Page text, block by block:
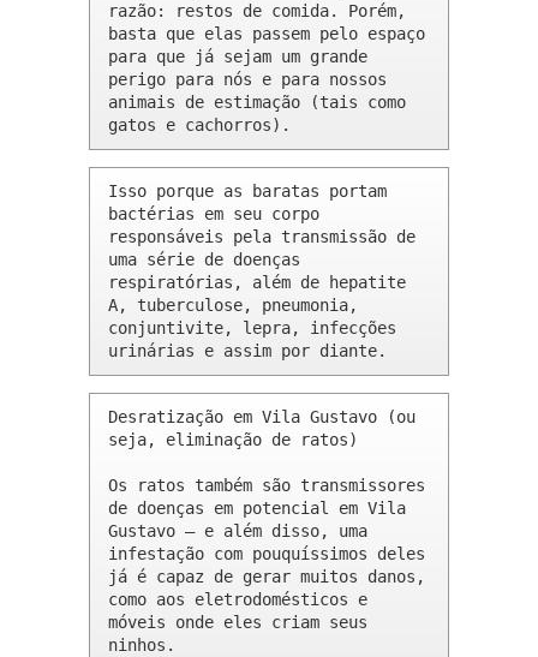
razão: restos de comida. Porém,
basta que elas passem pelo espaço
para que já sejam um grande
perigo para nós e para nossos
animais de estimação (tais como
gatos e cachorros).
Isso porque as baratas portam
bactérias em seu corpo
responsáveis pela transmissão de
uma série de doenças
respiratórias, além de hepatite
A, tuberculose, pneumonia,
conjuntivite, lepra, infecções
urinárias e assim por diante.
Desratização em Vila Gustavo (ou
seja, eliminação de ratos)
Os ratos também são transmissores
de doenças em potencial em Vila
Gustavo – e além disso, uma
infestação com pouquíssimos deles
já é capaz de gerar muitos danos,
como aos eletrodomésticos e
móveis onde eles criam seus
ninhos.